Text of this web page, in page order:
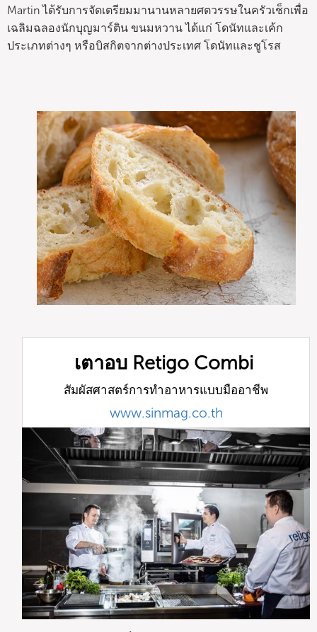
Martin ได้รับการจัดเตรียมมานานหลายศตวรรษในครัวเช็กเพื่อ
เฉลิมฉลองนักบุญมาร์ติน ขนมหวาน ได้แก่ โดนัทและเค้ก
ประเภทต่างๆ หรือบิสกิตจากต่างประเทศ โดนัทและชูโรส
เตาอบ Retigo Combi
สัมผัสศาสตร์การทำอาหารแบบมืออาชีพ
www.sinmag.co.th